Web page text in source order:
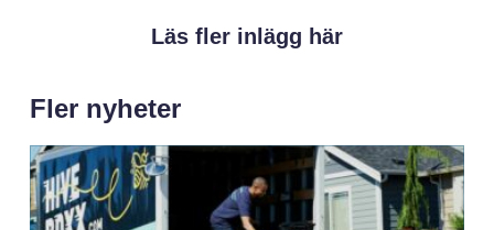
Läs fler inlägg här
Fler nyheter